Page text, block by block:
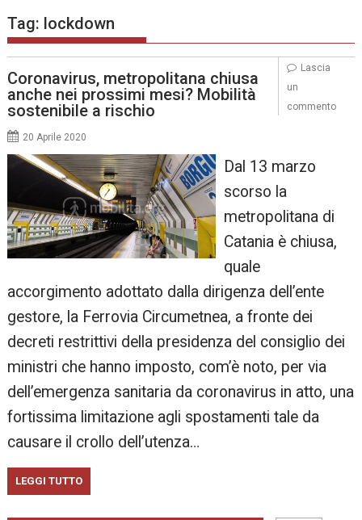
Tag: lockdown
Coronavirus, metropolitana chiusa
anche nei prossimi mesi? Mobilità
sostenibile a rischio
20 Aprile 2020
Dal 13 marzo
scorso la
metropolitana di
Catania è chiusa,
quale
accorgimento adottato dalla dirigenza dell’ente
gestore, la Ferrovia Circumetnea, a fronte dei
decreti restrittivi della presidenza del consiglio dei
ministri che hanno imposto, com’è noto, per via
dell’emergenza sanitaria da coronavirus in atto, una
fortissima limitazione agli spostamenti tale da
causare il crollo dell’utenza…
LEGGI TUTTO
Lascia
un
commento